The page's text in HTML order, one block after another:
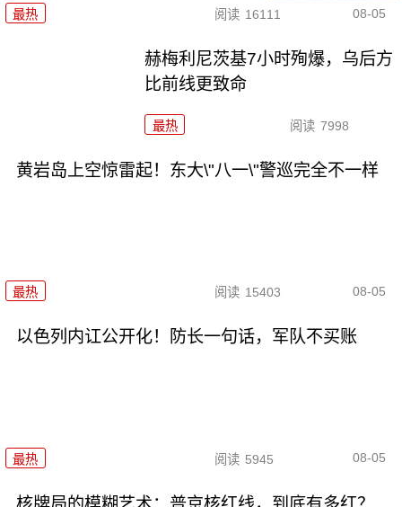
最热 阅读 16111 08-05
赫梅利尼茨基7小时殉爆，乌后方
比前线更致命
最热 阅读 7998
黄岩岛上空惊雷起！东大\"八一\"警巡完全不一样
最热 阅读 15403 08-05
以色列内讧公开化！防长一句话，军队不买账
最热 阅读 5945 08-05